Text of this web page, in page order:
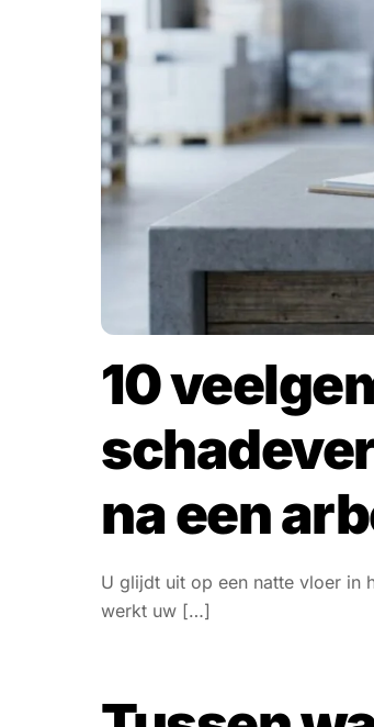
10
na een
U glijdt uit op een natte vloer in
werkt uw […]